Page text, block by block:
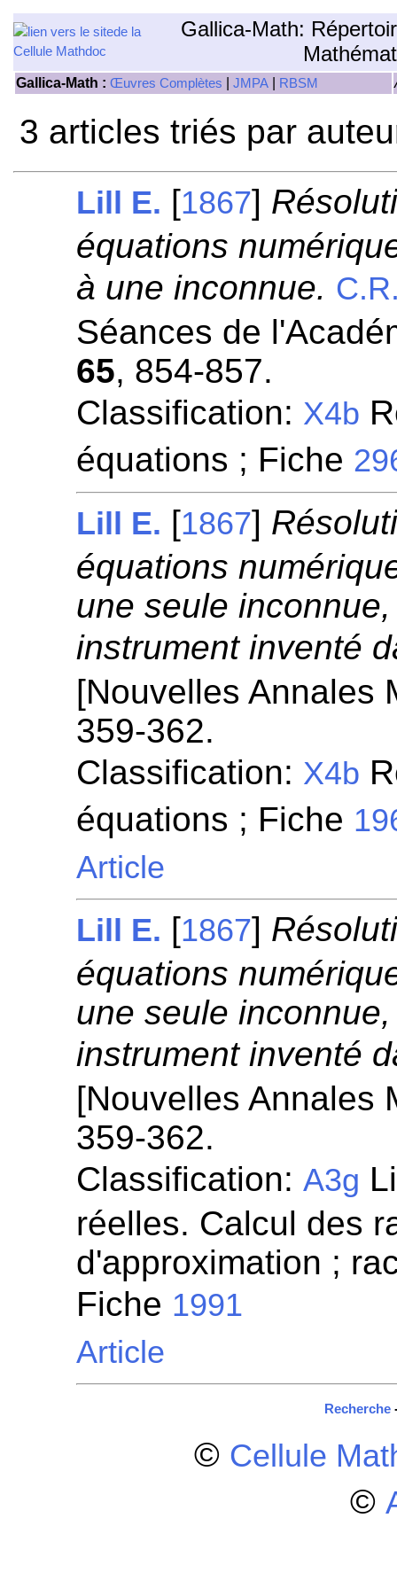
Gallica-Math:
Gallica-Math : Œuvres Complètes JMPA RBSM
3 articles triés par
Lill E. [1867]
équations
à une inconnue.
Séances de
65, 854-857.
Classification: X4b
équations ; Fiche
Lill E. [1867]
équations
une seule
instrument inventé
[Nouvelles Annales
359-362.
Classification: X4b
équations ; Fiche
Article
Lill E. [1867]
équations
une seule
instrument inventé
[Nouvelles Annales
359-362.
Classification:A3g
réelles. Calcul des
d'approximation ;
Fiche 1991
Article
Recherche
© Cellule
©